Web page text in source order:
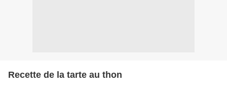
Recette de la tarte au thon